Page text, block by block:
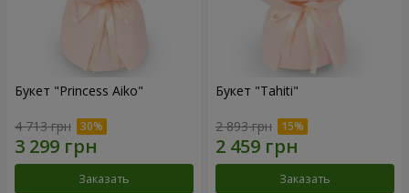
Букет "Princess Aiko"
4 713 грн
Заказать
Букет "Tahiti"
2 893 грн
Заказать